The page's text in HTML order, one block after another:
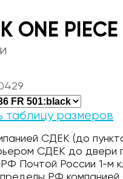
ONE
таблицу размеров
СДЕК (до
СДЕК до двери
Почтой России 1-м
РФ